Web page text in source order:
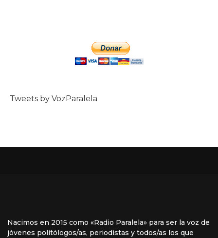
Tweets by VozParalela
Nacimos en 2015 como «Radio Paralela» para ser la voz de
jóvenes politólogos/as, periodistas y todos/as los que